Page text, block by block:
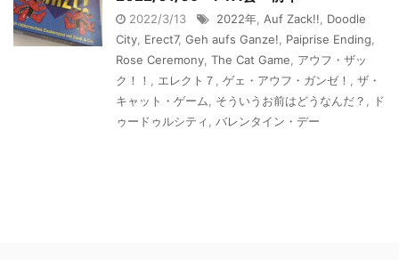
2022/3/13 2022年 Auf Zack!!
Doodle
City Erect7, Geh aufs Ganze! Paiprise Ending
Rose Ceremony The Cat Game
アウフ・ザッ
ク！！
エレクト７ ゲェ・アウフ・ガンゼ！
ザ・
キャット・ゲーム
そういうお前はどうなんだ？
ド
ゥードゥルシティ
バレンタイン・デー